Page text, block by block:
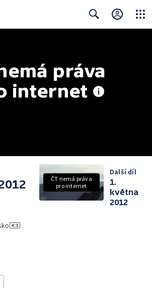
práva
internet
ČT nemá práva
pro internet
Další díl
1.
května
2012